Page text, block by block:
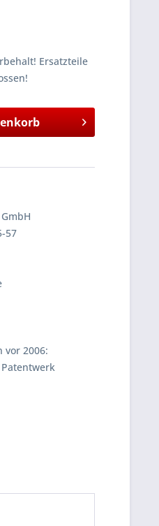
Ersatzteile
57
vor 2006: